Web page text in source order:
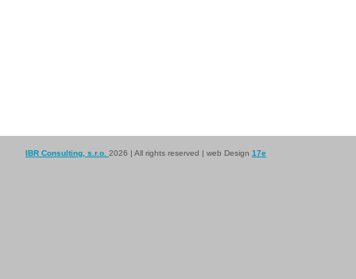
IBR Consulting, s.r.o. 2026 | All rights reserved | web Design 17e